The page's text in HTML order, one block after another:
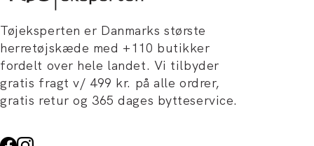
Tøjeksperten er Danmarks største
herretøjskæde med +110 butikker
fordelt over hele landet. Vi tilbyder
gratis fragt v/ 499 kr. på alle ordrer,
gratis retur og 365 dages bytteservice.